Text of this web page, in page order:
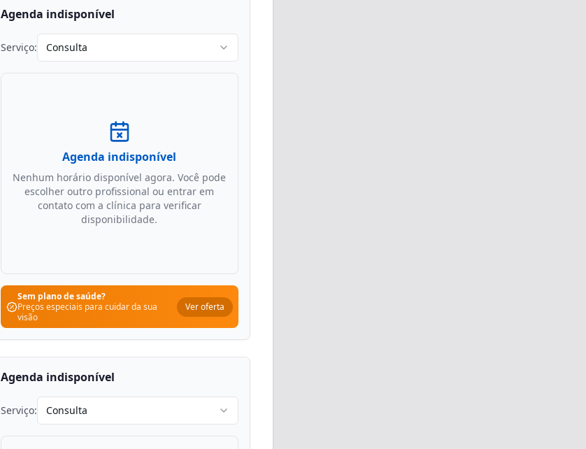
Agenda indisponível
Serviço: Consulta
Agenda indisponível
Nenhum horário disponível agora. Você pode
escolher outro profissional ou entrar em
contato com a clínica para verificar
disponibilidade.
Sem plano de saúde?
Preços especiais para cuidar da sua
visão
Ver oferta
Agenda indisponível
Serviço: Consulta